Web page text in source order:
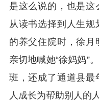
是这么说的，也是这
从读书选择到人生
的养父住院时，徐
亲切地喊她“徐妈妈”
班，还成了通道县最
人成长为帮助别人的人